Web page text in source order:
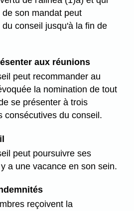
son mandat peut
conseil jusqu'à la fin de
aux réunions
peut recommander au
la nomination de tout
se présenter à trois
consécutives du conseil.
peut poursuivre ses
a une vacance en son sein.
reçoivent la